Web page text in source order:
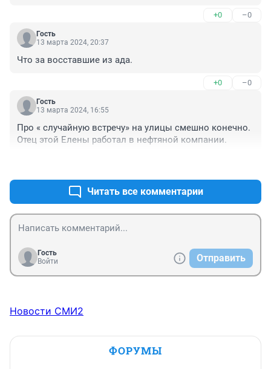
+0 –0
Гость
13 марта 2024, 20:37
Что за восставшие из ада.
+0 –0
Гость
13 марта 2024, 16:55
Про « случайную встречу» на улицы смешно конечно.
Отец этой Елены работал в нефтяной компании.
Читать все комментарии
Гость
Войти
Отправить
Новости СМИ2
ФОРУМЫ